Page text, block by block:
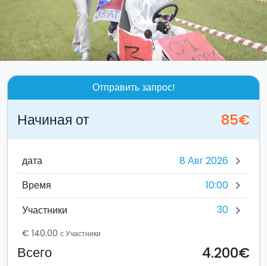
Отправить запрос!
Начиная от 85€
дата chevron_right
Время 10:00 chevron_right
Участники 30 chevron_right
€ 140.00 с Участники
Всего 4.200€